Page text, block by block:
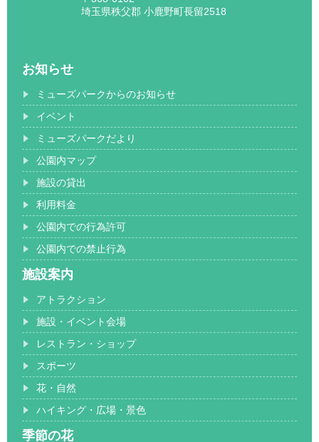
埼玉県秩父郡 小鹿野町長留2518
お知らせ
ミューズパークからのお知らせ
イベント
ミューズパークだより
公園内マップ
施設の貸出
利用料金
公園内での行為許可
公園内での禁止行為
施設案内
アトラクション
施設・イベント会場
レストラン・ショップ
スポーツ
花・自然
ハイキング・広場・景色
季節の花